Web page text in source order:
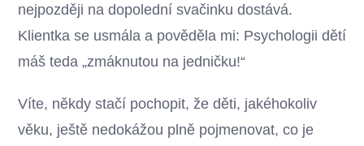
nejpozději na dopolední svačinku dostává.
Klientka se usmála a pověděla mi: Psychologii dětí
máš teda „zmáknutou na jedničku!“
Víte, někdy stačí pochopit, že děti, jakéhokoliv
věku, ještě nedokážou plně pojmenovat, co je